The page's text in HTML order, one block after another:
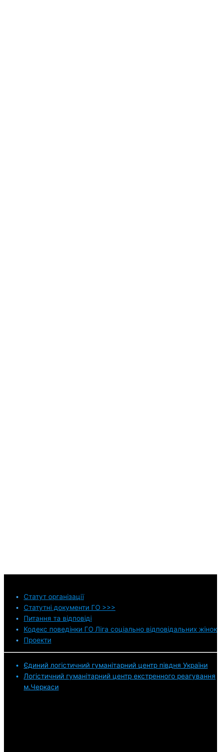
Статут організації
Статутні документи ГО >>>
Питання та відповіді
Кодекс поведінки ГО Ліга соціально відповідальних жінок
Проекти
Єдиний логістичний гуманітарний центр півдня України
Логістичний гуманітарний центр екстренного реагування
м.Черкаси